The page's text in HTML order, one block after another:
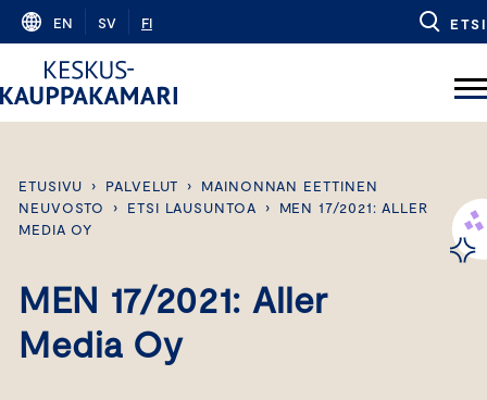
Skip
content
EN SV FI ETSI
ETUSIVU › PALVELUT ›
MAINONNAN EETTINEN
NEUVOSTO
› ETSI LAUSUNTOA ›
MEN 17/2021: ALLER
MEDIA OY
MEN 17/2021: Aller
Media Oy